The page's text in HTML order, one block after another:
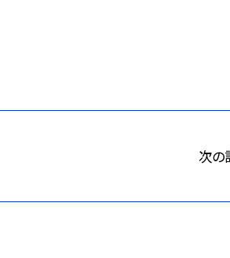
次の